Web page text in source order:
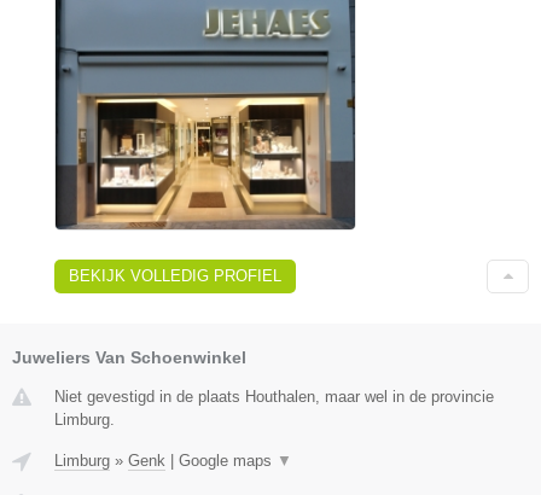
BEKIJK VOLLEDIG PROFIEL
Juweliers Van Schoenwinkel
Niet gevestigd in de plaats Houthalen, maar wel in de provincie
Limburg.
Limburg » Genk Google maps ▼